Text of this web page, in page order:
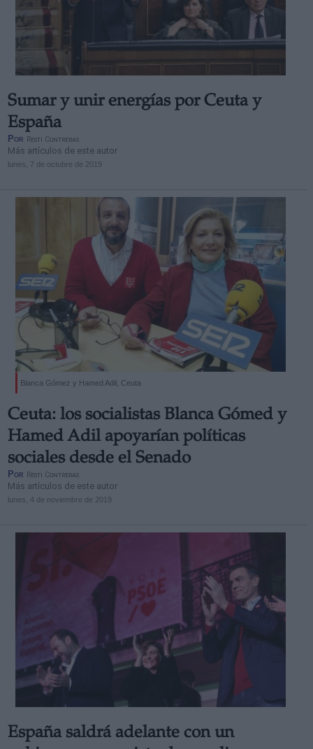
Sumar y unir energías por Ceuta y
España
Por Resti Contreras
Más artículos de este autor
lunes, 7 de octubre de 2019
Blanca Gómez y Hamed Adil, Ceuta
Ceuta: los socialistas Blanca Gómed y
Hamed Adil apoyarían políticas
sociales desde el Senado
Por Resti Contreras
Más artículos de este autor
lunes, 4 de noviembre de 2019
España saldrá adelante con un